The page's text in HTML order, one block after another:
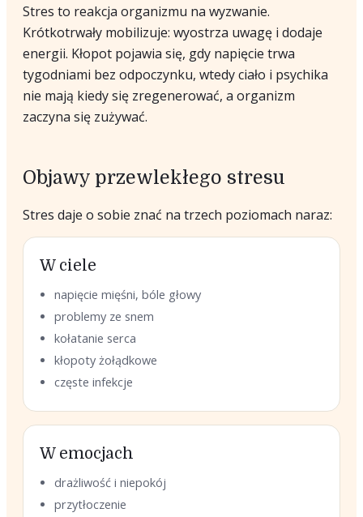
Stres to reakcja organizmu na wyzwanie.
Krótkotrwały mobilizuje: wyostrza uwagę i dodaje
energii. Kłopot pojawia się, gdy napięcie trwa
tygodniami bez odpoczynku, wtedy ciało i psychika
nie mają kiedy się zregenerować, a organizm
zaczyna się zużywać.
Objawy przewlekłego stresu
Stres daje o sobie znać na trzech poziomach naraz:
W ciele
napięcie mięśni, bóle głowy
problemy ze snem
kołatanie serca
kłopoty żołądkowe
częste infekcje
W emocjach
drażliwość i niepokój
przytłoczenie